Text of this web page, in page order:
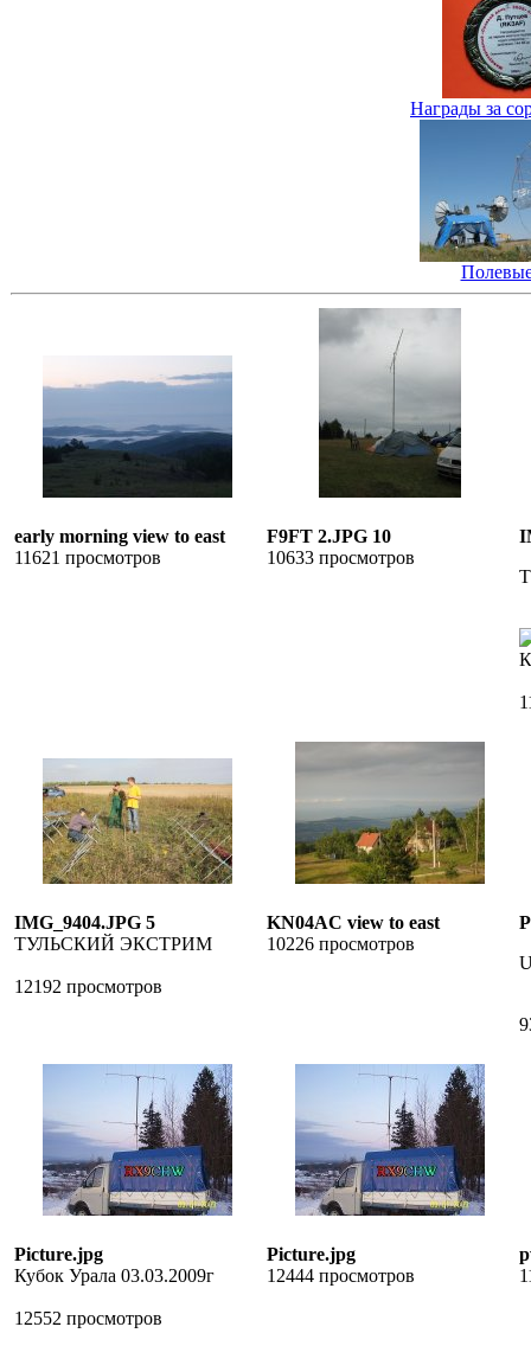
Награды за
early morning view to east
11621 просмотров
F9FT 2.JPG 10
10633 просмотров
IMG_9404.JPG 5
ТУЛЬСКИЙ ЭКСТРИМ
12192 просмотров
KN04AC view to east
10226 просмотров
Picture.jpg
Кубок Урала 03.03.2009г
12552 просмотров
Picture.jpg
12444 просмотров